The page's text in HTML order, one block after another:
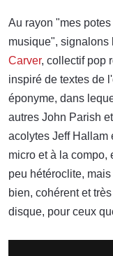
Au rayon "mes
musique", signalons
Carver, collectif pop
inspiré de textes de
éponyme, dans
autres John Parish
acolytes Jeff Hallam
micro et à la compo,
peu hétéroclite,
bien, cohérent et
disque, pour ceux